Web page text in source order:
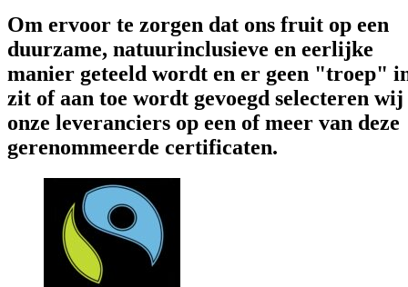
Om ervoor te zorgen dat ons fruit op een
duurzame, natuurinclusieve en eerlijke
manier geteeld wordt en er geen "troep"
zit of aan toe wordt gevoegd selecteren wij
onze leveranciers op een of meer van deze
gerenommeerde certificaten.